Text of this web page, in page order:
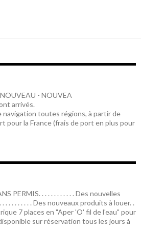
- NOUVEA
arrivés.
navigation toutes régions, à partir de
pour la France (frais de port en plus pour
PERMIS. . . . . . . . . . . . Des nouvelles
. . . . . . . . . Des nouveaux produits à louer. .
7 places en "Aper 'O' fil de l'eau" pour
sur réservation tous les jours à